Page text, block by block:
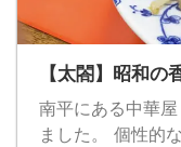
【太閤】昭和
南平にある中華
ました。 個性的